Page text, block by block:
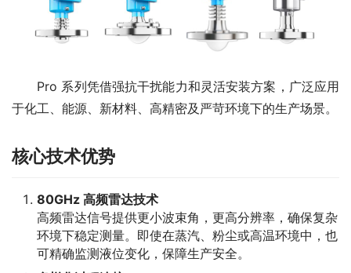
Pro 系列凭借强抗干扰能力和灵活安装方案，广泛应用
于化工、能源、新材料、高精密及严苛环境下的生产场景。
核心技术优势
80GHz 高频雷达技术
高频雷达信号提供更小波束角，更高分辨率，确保复杂
环境下稳定测量。即使在蒸汽、粉尘或高温环境中，也
可精确监测液位变化，保障生产安全。